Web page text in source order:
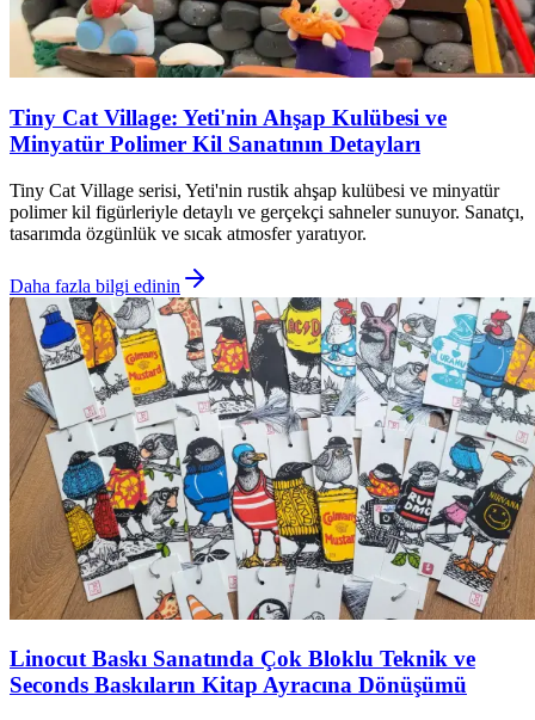
Tiny Cat Village: Yeti'nin Ahşap Kulübesi ve
Minyatür Polimer Kil Sanatının Detayları
Tiny Cat Village serisi, Yeti'nin rustik ahşap kulübesi ve minyatür
polimer kil figürleriyle detaylı ve gerçekçi sahneler sunuyor. Sanatçı,
tasarımda özgünlük ve sıcak atmosfer yaratıyor.
Daha fazla bilgi edinin
Linocut Baskı Sanatında Çok Bloklu Teknik ve
Seconds Baskıların Kitap Ayracına Dönüşümü